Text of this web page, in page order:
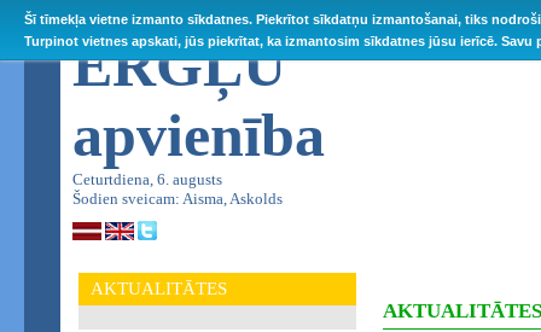
Šī tīmekļa vietne izmanto sīkdatnes. Piekrītot sīkdatņu izmantošanai, tiks
Turpinot vietnes apskati, jūs piekrītat, ka izmantosim sīkdatnes jūsu ierīcē.
ĒRGĻU
apvienība
Ceturtdiena, 6. augusts
Šodien sveicam: Aisma, Askolds
AKTUALITĀTES
AKTUALITĀTES